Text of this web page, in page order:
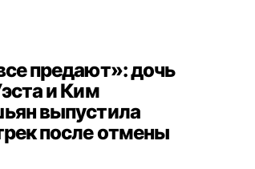
предают»: дочь
и Ким
выпустила
после отмены